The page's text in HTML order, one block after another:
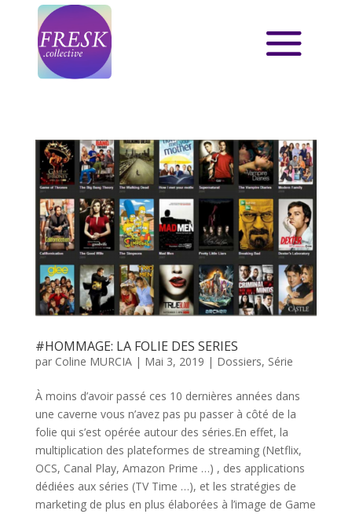
#HOMMAGE: LA FOLIE DES SERIES
par Coline MURCIA| Mai 3, 2019 | Dossiers, Série
À moins d’avoir passé ces 10 dernières années dans
une caverne vous n’avez pas pu passer à côté de la
folie qui s’est opérée autour des séries.En effet, la
multiplication des plateformes de streaming (Netflix,
OCS, Canal Play, Amazon Prime …) , des applications
dédiées aux séries (TV Time …), et les stratégies de
marketing de plus en plus élaborées à l’image de Game